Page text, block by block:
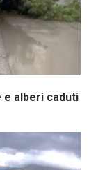
e alberi caduti